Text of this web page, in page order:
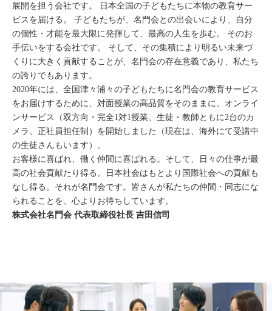
展開を担う会社です。 日本全国の子どもたちに本物の教育サー
ビスを届ける。 子どもたちが、名門会との出会いにより、自分
の個性・才能を最大限に発揮して、最高の人生を歩む。 そのお
手伝いをする会社です。 そして、その集積により明るい未来づ
くりに大きく貢献することが、名門会の存在意義であり、私たち
の誇りでもあります。
2020年には、全国津々浦々の子どもたちに名門会の教育サービス
をお届けするために、対面授業の高品質をそのままに、オンライ
ンサービス（双方向・完全1対1授業、生徒・教師ともに2台のカ
メラ、正社員担任制）を開始しました（現在は、海外にて受講中
の生徒さんもいます）。
お客様に喜ばれ、働く仲間に喜ばれる。そして、日々の仕事が最
高の社会貢献たり得る。日本社会はもとより国際社会への貢献も
なし得る。それが名門会です。皆さんが私たちの仲間・同志にな
られることを、心よりお待ちしています。
株式会社名門会 代表取締役社長 吉田信司